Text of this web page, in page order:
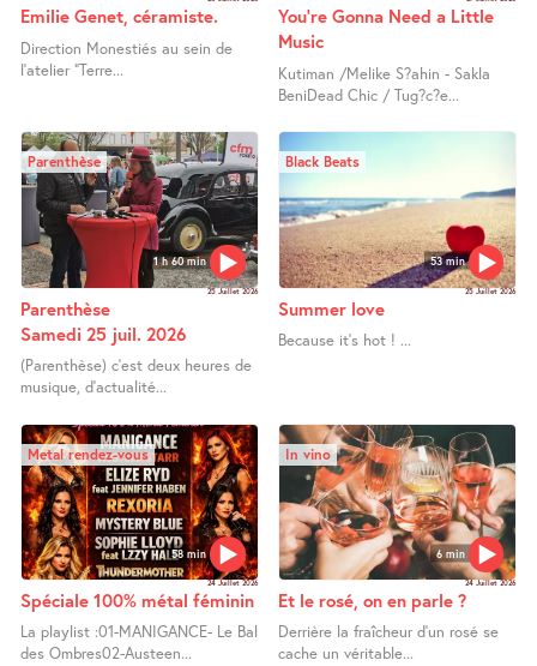
Emilie Genet, céramiste.
Direction Monestiés au sein de
l’atelier "Terre...
You’re Gonna Need a Little
Music
Kutiman /Melike S?ahin - Sakla
BeniDead Chic / Tug?c?e...
1 h 60 min
Parenthèse
25 Juillet 2026
Parenthèse
Samedi 25 juil. 2026
(Parenthèse) c’est deux heures de
musique, d’actualité...
53 min
Black Beats
25 Juillet 2026
Summer love
Because it’s hot ! ...
58 min
Metal rendez-vous
24 Juillet 2026
Spéciale 100% métal féminin
La playlist :01-MANIGANCE- Le Bal
des Ombres02-Austeen...
6 min
In vino
24 Juillet 2026
Et le rosé, on en parle ?
Derrière la fraîcheur d’un rosé se
cache un véritable...